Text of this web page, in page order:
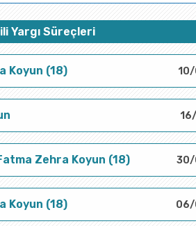
Yargı Süreçleri
Koyun (18)
Zehra Koyun (18)
Koyun (18)